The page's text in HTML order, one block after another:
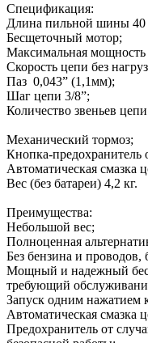
Спецификация:
Длина пильной шины 40
Бесщеточный мотор;
Максимальная
Скорость цепи без
Паз 0,043” (1,1мм);
Шаг цепи 3/8”;
Количество звеньев
Механический тормоз;
Кнопка-предохранитель
Автоматическая смазка
Вес (без батареи) 4,2 кг.
Преимущества:
Небольшой вес;
Полноценная
Без бензина и
Мощный и надежный
требующий
Запуск одним нажатием
Автоматическая смазка
Предохранитель от